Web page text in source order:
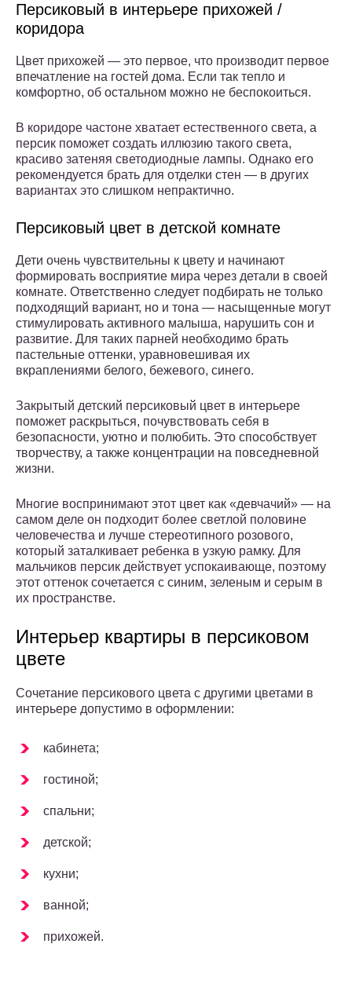
Персиковый в интерьере прихожей /
коридора
Цвет прихожей — это первое, что производит первое
впечатление на гостей дома. Если так тепло и
комфортно, об остальном можно не беспокоиться.
В коридоре частоне хватает естественного света, а
персик поможет создать иллюзию такого света,
красиво затеняя светодиодные лампы. Однако его
рекомендуется брать для отделки стен — в других
вариантах это слишком непрактично.
Персиковый цвет в детской комнате
Дети очень чувствительны к цвету и начинают
формировать восприятие мира через детали в своей
комнате. Ответственно следует подбирать не только
подходящий вариант, но и тона — насыщенные могут
стимулировать активного малыша, нарушить сон и
развитие. Для таких парней необходимо брать
пастельные оттенки, уравновешивая их
вкраплениями белого, бежевого, синего.
Закрытый детский персиковый цвет в интерьере
поможет раскрыться, почувствовать себя в
безопасности, уютно и полюбить. Это способствует
творчеству, а также концентрации на повседневной
жизни.
Многие воспринимают этот цвет как «девчачий» — на
самом деле он подходит более светлой половине
человечества и лучше стереотипного розового,
который заталкивает ребенка в узкую рамку. Для
мальчиков персик действует успокаивающе, поэтому
этот оттенок сочетается с синим, зеленым и серым в
их пространстве.
Интерьер квартиры в персиковом
цвете
Сочетание персикового цвета с другими цветами в
интерьере допустимо в оформлении:
кабинета;
гостиной;
спальни;
детской;
кухни;
ванной;
прихожей.